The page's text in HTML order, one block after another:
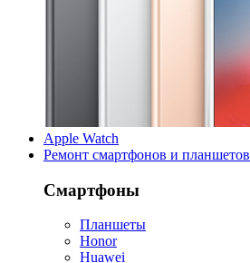
Apple Watch
Ремонт смартфонов и планшетов
Смартфоны
Планшеты
Honor
Huawei